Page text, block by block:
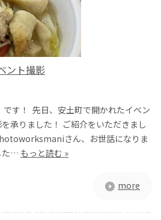
ント撮影
です！ 先日、安土町で開かれたイベン
承りました！ ご紹介をいただきまし
さん、お世話になりま
た… もっと読む »
more